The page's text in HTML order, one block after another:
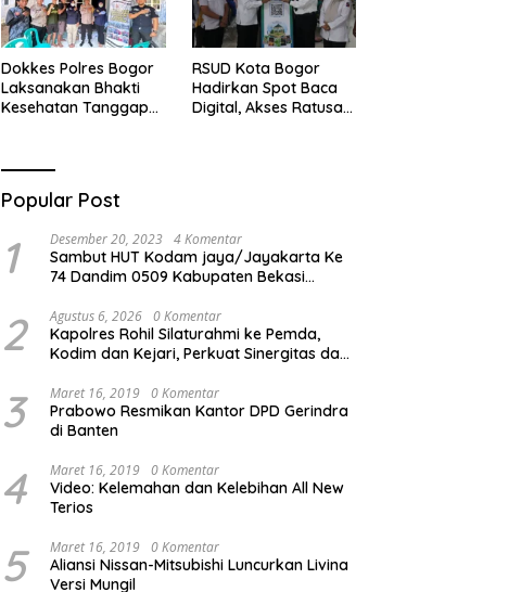
Dokkes Polres Bogor
Laksanakan Bhakti
Kesehatan Tanggap
RSUD Kota Bogor
Hadirkan Spot Baca
Digital, Akses Ratusan
Popular Post
1 Desember 20, 2023 4 Komentar
Sambut HUT Kodam jaya/Jayakarta Ke
74 Dandim 0509 Kabupaten Bekasi
Yatim-Piatu
2 Agustus 6, 2026 0 Komentar
Kapolres Rohil Silaturahmi ke Pemda,
Kodim dan Kejari, Perkuat Sinergitas dan
3 Maret 16, 2019 0 Komentar
Prabowo Resmikan Kantor DPD Gerindra
di Banten
4 Maret 16, 2019 0 Komentar
Video: Kelemahan dan Kelebihan All New
Terios
5 Maret 16, 2019 0 Komentar
Aliansi Nissan-Mitsubishi Luncurkan Livina
Versi Mungil